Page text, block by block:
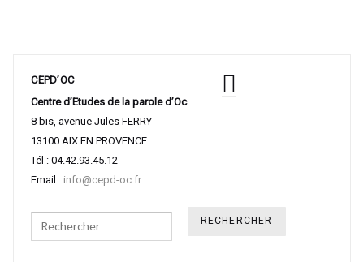
CEPD’OC
Centre d’Etudes de la parole d’Oc
8 bis, avenue Jules FERRY
13100 AIX EN PROVENCE
Tél : 04.42.93.45.12
Email : info@cepd-oc.fr
Search